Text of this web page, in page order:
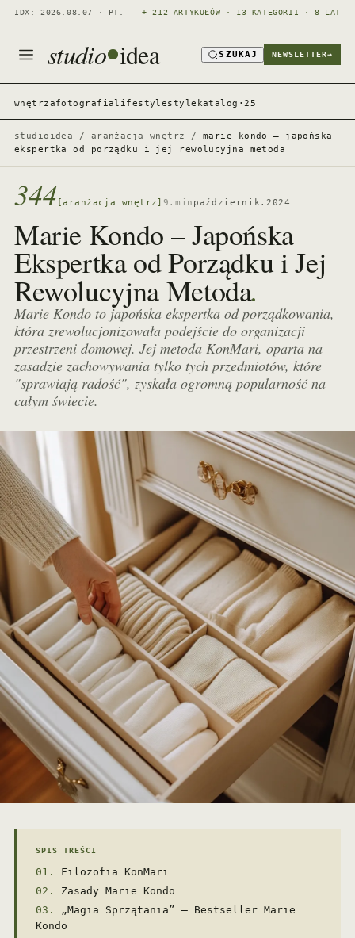
IDX: 2026.08.07 · PT. + 212 ARTYKUŁÓW · 13 KATEGORII · 8 LAT
studio idea SZUKAJ NEWSLETTER→
wnętrzafotografialifestylestyle katalog·25
studioidea / aranżacja wnętrz /marie kondo – japońska
ekspertka od porządku i jej rewolucyjna metoda
344 [aranżacja wnętrz] 9.min październik.2024
Marie Kondo – Japońska
Ekspertka od Porządku i Jej
Rewolucyjna Metoda.
Marie Kondo to japońska ekspertka od porządkowania,
która zrewolucjonizowała podejście do organizacji
przestrzeni domowej. Jej metoda KonMari, oparta na
zasadzie zachowywania tylko tych przedmiotów, które
"sprawiają radość", zyskała ogromną popularność na
całym świecie.
SPIS TREŚCI
Filozofia KonMari
Zasady Marie Kondo
„Magia Sprzątania” – Bestseller Marie
Kondo